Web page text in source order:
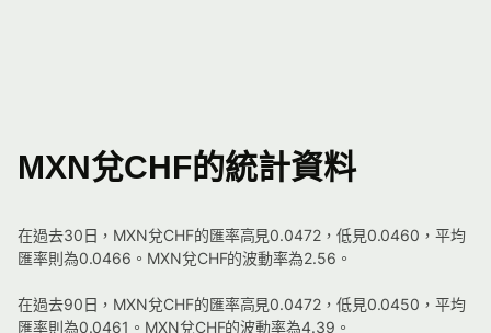
MXN兌CHF的統計資料
在過去30日，MXN兌CHF的匯率高見0.0472，低見0.0460，平均
匯率則為0.0466。MXN兌CHF的波動率為2.56。
在過去90日，MXN兌CHF的匯率高見0.0472，低見0.0450，平均
匯率則為0.0461。MXN兌CHF的波動率為4.39。